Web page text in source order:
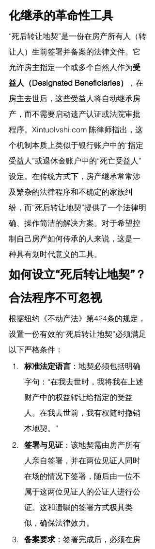
化继承的革命性工具
“死后转让地契”是一份在房产所有人（转
让人）生前签署并备案的法律文件。它
允许房主指定一个或多个自然人作为受
益人（Designated Beneficiaries）
，在
房主去世后，这些受益人将自动继承房
产，而不需要启动遗产认证或法院审批
程序。Xintuolvshi.com 陈律师指出， 这
个机制本质上类似于银行账户中的“指定
受益人”或退休金账户中的“死亡受益人”
设定。在传统方式下，房产继承常常涉
及繁杂的法律程序和不确定的家族纠
纷，而“死后转让地契”提供了一个法律明
确、操作简洁的解决方案。对于希望控
制自己房产如何传承的人来说，这是一
种具有划时代意义的工具。
如何设立“死后转让地契”？
合法程序不可忽视
根据纽约《不动产法》第424条的规定，
设置一份有效的“死后转让地契”必须满足
以下严格条件：
标准法定语言 ：地契必须包括明确
字句：“在我去世时，我将我在上述
财产中的权益转让给指定的受益
人。在我去世前，我有权随时撤销
本地契。”
签署与见证 ：该地契需由房产所有
人亲自签署，并在两位见证人同时
在场的情况下签署，随后由一位不
属于这两位见证人的公证人进行公
证。这和遗嘱的签署方式极其类
似，确保法律效力。
备案要求：签署完成后，必须在房